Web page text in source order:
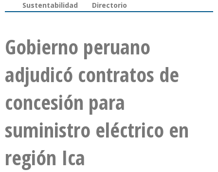
Sustentabilidad
Directorio
Gobierno peruano
adjudicó contratos de
concesión para
suministro eléctrico en
región Ica